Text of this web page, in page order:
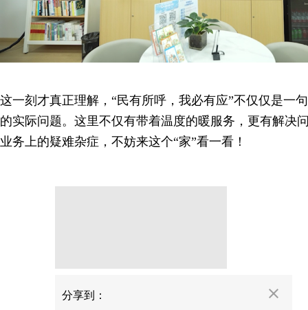
这一刻才真正理解，“民有所呼，我必有应”不仅仅是一
的实际问题。这里不仅有带着温度的暖服务，更有解决
业务上的疑难杂症，不妨来这个“家”看一看！
分享到：